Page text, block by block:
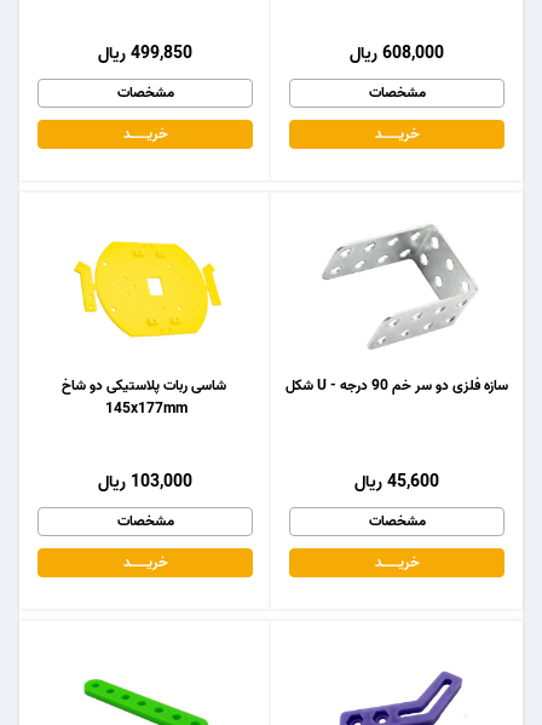
499,850 ریال
مشخصات
خریـــــــد
608,000 ریال
مشخصات
خریـــــــد
شاسی ربات پلاستیکی دو شاخ
145x177mm
103,000 ریال
مشخصات
خریـــــــد
سازه فلزی دو سر خم 90 درجه - U شکل
45,600 ریال
مشخصات
خریـــــــد